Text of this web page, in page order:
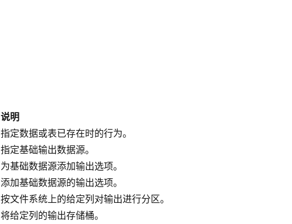
说明
指定数据或表已存在时的行为。
指定基础输出数据源。
为基础数据源添加输出选项。
添加基础数据源的输出选项。
按文件系统上的给定列对输出进行分区。
将给定列的输出存储桶。